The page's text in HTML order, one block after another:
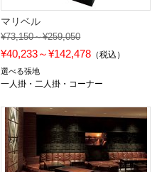
マリベル
¥73,150～¥259,050
¥40,233～¥142,478 （税込）
選べる張地
一人掛・二人掛・コーナー